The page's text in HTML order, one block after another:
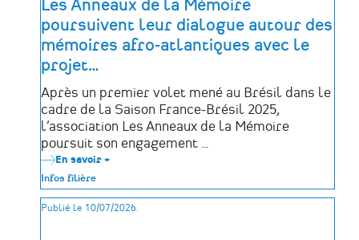
Les Anneaux de la Mémoire
poursuivent leur dialogue autour des
mémoires afro-atlantiques avec le
projet…
Après un premier volet mené au Brésil dans le
cadre de la Saison France-Brésil 2025,
l’association Les Anneaux de la Mémoire
poursuit son engagement …
En savoir +
de
la
Infos filière
Publié le 10/07/2026.